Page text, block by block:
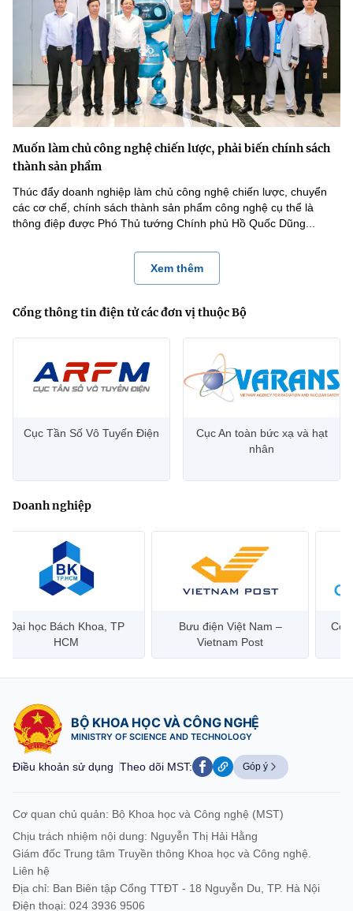
Muốn làm chủ công nghệ chiến lược, phải biến chính sách
thành sản phẩm
Thúc đẩy doanh nghiệp làm chủ công nghệ chiến lược, chuyển
các cơ chế, chính sách thành sản phẩm công nghệ cụ thể là
thông điệp được Phó Thủ tướng Chính phủ Hồ Quốc Dũng...
Xem thêm
Cổng thông tin điện tử các đơn vị thuộc Bộ
Cục Tần Số Vô Tuyến Điện
Cục An toàn bức xạ và hạt
nhân
Doanh nghiệp
Đại học Bách Khoa, TP
HCM
Bưu điện Việt Nam –
Vietnam Post
BỘ KHOA HỌC VÀ CÔNG NGHỆ
MINISTRY OF SCIENCE AND TECHNOLOGY
Điều khoản sử dụng Theo dõi MST: Góp ý
Cơ quan chủ quản: Bộ Khoa học và Công nghệ (MST)
Chịu trách nhiệm nội dung: Nguyễn Thị Hải Hằng
Giám đốc Trung tâm Truyền thông Khoa học và Công nghệ.
Liên hệ
Địa chỉ: Ban Biên tập Cổng TTĐT - 18 Nguyễn Du, TP. Hà Nội
Điện thoại: 024 3936 9506